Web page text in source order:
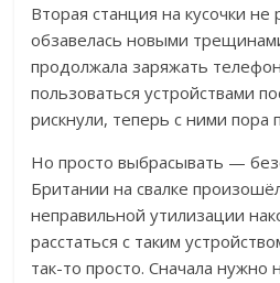
Вторая станция на кусочки не
обзавелась новыми
продолжала заряжать
пользоваться устройствами
рискнули, теперь с ними пора
Но просто выбрасывать —
Британии на свалке
неправильной утилизации
расстаться с таким
так-то просто. Сначала нужно